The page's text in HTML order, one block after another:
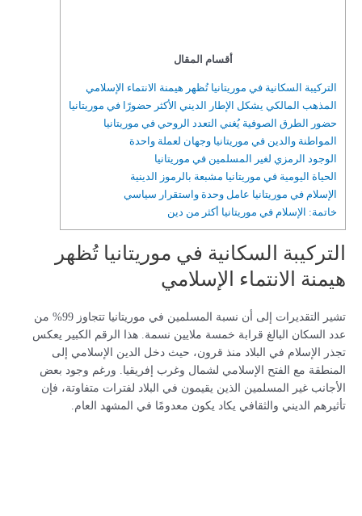
أقسام المقال
التركيبة السكانية في موريتانيا تُظهر هيمنة الانتماء الإسلامي
المذهب المالكي يشكل الإطار الديني الأكثر حضورًا في موريتانيا
حضور الطرق الصوفية يُغني التعدد الروحي في موريتانيا
المواطنة والدين في موريتانيا وجهان لعملة واحدة
الوجود الرمزي لغير المسلمين في موريتانيا
الحياة اليومية في موريتانيا مشبعة بالرموز الدينية
الإسلام في موريتانيا عامل وحدة واستقرار سياسي
خاتمة: الإسلام في موريتانيا أكثر من دين
التركيبة السكانية في موريتانيا تُظهر
هيمنة الانتماء الإسلامي
تشير التقديرات إلى أن نسبة المسلمين في موريتانيا تتجاوز 99% من
عدد السكان البالغ قرابة خمسة ملايين نسمة. هذا الرقم الكبير يعكس
تجذر الإسلام في البلاد منذ قرون، حيث دخل الدين الإسلامي إلى
المنطقة مع الفتح الإسلامي لشمال وغرب إفريقيا. ورغم وجود بعض
الأجانب غير المسلمين الذين يقيمون في البلاد لفترات متفاوتة، فإن
تأثيرهم الديني والثقافي يكاد يكون معدومًا في المشهد العام.